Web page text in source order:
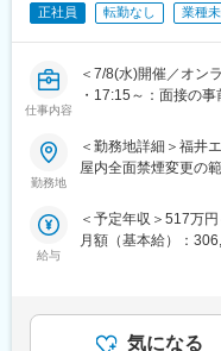
■明確な評価制度／キ
そのほか多様なキャ
■充実したインセン
くミニマム金額とな
600万以上となり、
■企業文化：
企業文化として特に
成されています。※直
ムで製品情報や成功
正社員 転勤なし 業種
仕事内容
＜7/8(水)開催／オン
・17:15～：面接の事
※面接URLをご案内
※後日最終面接実施
※選考会に参加でき
世界的なシェアを誇
■業務詳細：
・提案商材：建設用
勤務地
＜勤務地詳細＞福井
屋内全面禁煙変更の
給与
＜予定年収＞517万
月額（基本給）：
能です。■昇給有り■
センティブ保証制度
気になる